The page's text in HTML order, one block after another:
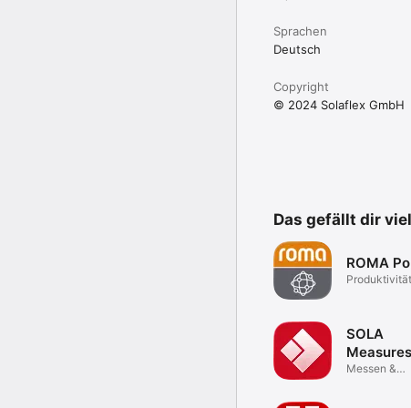
Es können Fotos oder
eingefügt.
Sprachen
Deutsch
Copyright
© 2024 Solaflex GmbH
Das gefällt dir
ROMA
Produktivität
SOLA
Measures
Messen &